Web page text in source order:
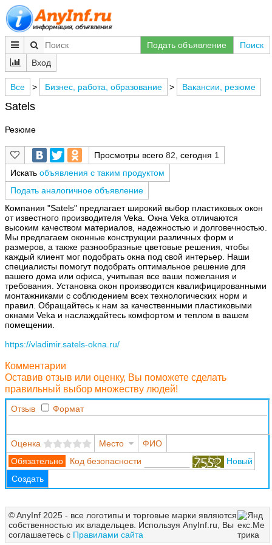
Подать объявление
Поиск
Вход
Все > Бизнес, работа, образование > Вакансии, резюме
Satels
Резюме
Просмотры всего 82 , сегодня 1
Искать объявления с таким продуктом
Подать аналогичное объявление
Компания "Satels" предлагает широкий выбор пластиковых окон
от известного производителя Veka. Окна Veka отличаются
высоким качеством материалов, надежностью и долговечностью.
Мы предлагаем оконные конструкции различных форм и
размеров, а также разнообразные цветовые решения, чтобы
каждый клиент мог подобрать окна под свой интерьер. Наши
специалисты помогут подобрать оптимальное решение для
вашего дома или офиса, учитывая все ваши пожелания и
требования. Установка окон производится квалифицированными
монтажниками с соблюдением всех технологических норм и
правил. Обращайтесь к нам за качественными пластиковыми
окнами Veka и наслаждайтесь комфортом и теплом в вашем
помещении.
https://vladimir.satels-okna.ru/
Комментарии
Оставив отзыв или оценку, Вы поможете сделать
правильный выбор множеству людей!
Отзыв Формат
Оценка Место
ФИО
Код безопасности
Новый
Создать
© AnyInf 2025 - все логотипы и торговые марки являются
собственностью их владельцев. Используя AnyInf.ru, Вы
соглашаетесь с Правилами сайта